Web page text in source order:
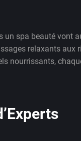
un spa beauté vont
relaxants
nourrissants,